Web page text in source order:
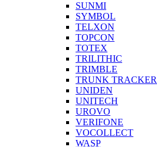
SUNMI
SYMBOL
TELXON
TOPCON
TOTEX
TRILITHIC
TRIMBLE
TRUNK
UNIDEN
UNITECH
UROVO
VERIFONE
VOCOLLECT
WASP